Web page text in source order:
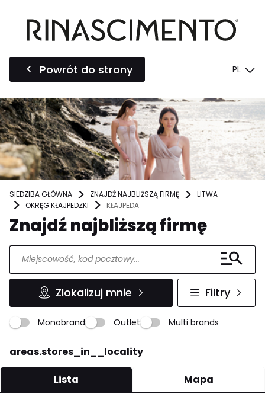
Powrót do strony PL
SIEDZIBA GŁÓWNA ZNAJDŹ NAJBLIŻSZĄ FIRMĘ
LITWA
OKRĘG KŁAJPEDZKI
KŁAJPEDA
Znajdź najbliższą firmę
Zlokalizuj mnie Filtry
Monobrand Outlet Multi brands
areas.stores_in__locality
Lista Mapa